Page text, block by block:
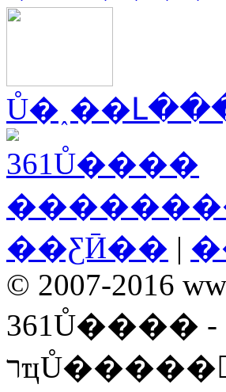
��ƸӢ�� |
© 2007-2016
361Ů���� -
רҵŮ��������ݡ����ʡ�ʱ���ۺ��Ż�